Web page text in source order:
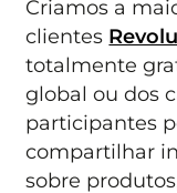
Criamos a
clientes
totalmente
global ou dos
participantes
compartilhar
sobre